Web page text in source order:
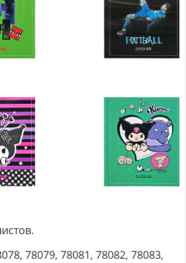
78079, 78081, 78082, 78083,